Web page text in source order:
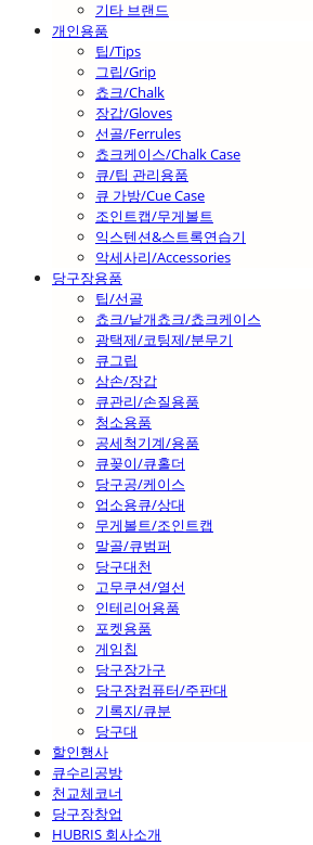
기타 브랜드
개인용품
팁/Tips
그립/Grip
쵸크/Chalk
장갑/Gloves
선골/Ferrules
쵸크케이스/Chalk Case
큐/팁 관리용품
큐 가방/Cue Case
조인트캡/무게볼트
익스텐션&스트록연습기
악세사리/Accessories
당구장용품
팁/선골
쵸크/낱개쵸크/쵸크케이스
광택제/코팅제/분무기
큐그립
삼손/장갑
큐관리/손질용품
청소용품
공세척기계/용품
큐꽂이/큐홀더
당구공/케이스
업소용큐/상대
무게볼트/조인트캡
말골/큐범퍼
당구대천
고무쿠션/열선
인테리어용품
포켓용품
게임칩
당구장가구
당구장컴퓨터/주판대
기록지/큐분
당구대
할인행사
큐수리공방
천교체코너
당구장창업
HUBRIS 회사소개